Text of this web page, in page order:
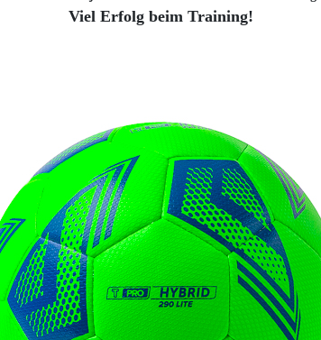
Viel Erfolg beim Training!